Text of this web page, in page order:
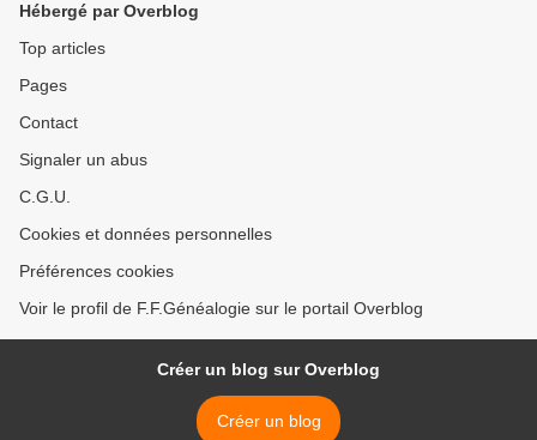
Hébergé par Overblog
Top articles
Pages
Contact
Signaler un abus
C.G.U.
Cookies et données personnelles
Préférences cookies
Voir le profil de F.F.Généalogie sur le portail Overblog
Créer un blog sur Overblog
Créer un blog